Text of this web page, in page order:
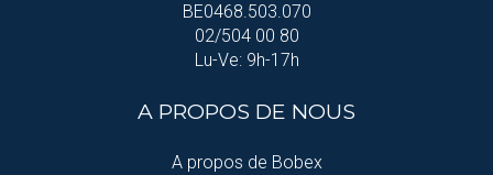
BE0468.503.070
02/504 00 80
Lu-Ve: 9h-17h
A PROPOS DE NOUS
A propos de Bobex